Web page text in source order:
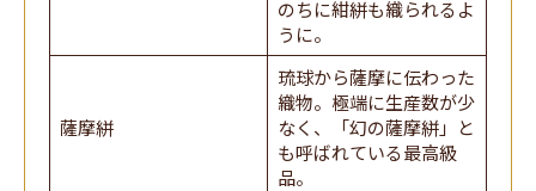
のちに紺絣も織られるよ
うに。
薩摩絣
琉球から薩摩に伝わった
織物。極端に生産数が少
なく、「幻の薩摩絣」と
も呼ばれている最高級
品。